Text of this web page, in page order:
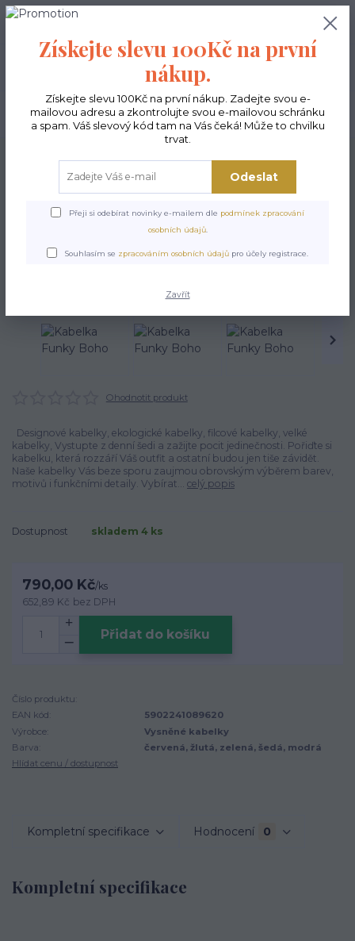
Hledat
0,00 Kč
Funky Boho
Kabelka Funky Boho
Ohodnotit produkt
Designové kabelky, ekologické kabelky, filcové kabelky, velké
kabelky, Vystupte z denní šedi a zažijte pocit jedinečnosti. Pořiďte si
kabelku, která rozzáří Váš outfit a ostatní budou jen tiše závidět.
Naše kabelky Vás beze sporu zaujmou obrovským výběrem barev,
motivů i funkčními detaily. Vybírat... celý popis
Dostupnost skladem 4 ks
790,00 Kč/ks
652,89 Kč bez DPH
Přidat do košíku
Číslo produktu:
EAN kód:
5902241089620
Výrobce:
Vysněné kabelky
Barva:
červená, žlutá, zelená, šedá, modrá
Hlídat cenu / dostupnost
Kompletní specifikace Hodnocení 0
Kompletní specifikace
Získejte slevu 100Kč na první
nákup.
Získejte slevu 100Kč na první nákup. Zadejte svou e-
mailovou adresu a zkontrolujte svou e-mailovou schránku
a spam. Váš slevový kód tam na Vás čeká! Může to chvilku
trvat.
Odeslat
Přeji si odebírat novinky e-mailem dle podmínek zpracování
osobních údajů.
Souhlasím se zpracováním osobních údajů pro účely registrace.
Zavřít